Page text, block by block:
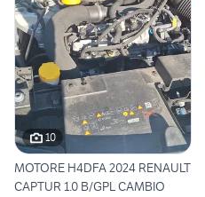
10
MOTORE H4DFA 2024 RENAULT
CAPTUR 1.0 B/GPL CAMBIO